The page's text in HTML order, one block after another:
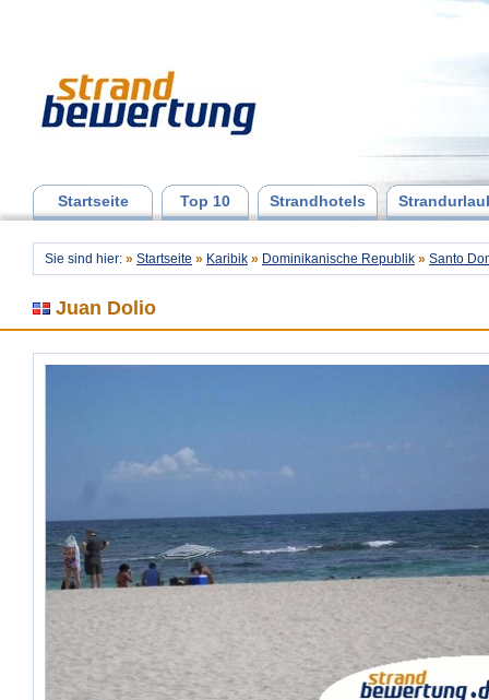
Startseite Top 10 Strandhotels
Sie sind hier: » Startseite » Karibik » Dominikanische Republik » Santo
Juan Dolio